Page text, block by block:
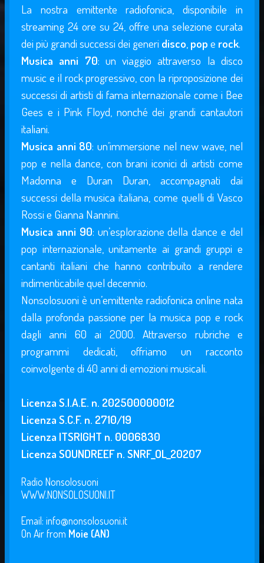
La nostra emittente radiofonica, disponibile in
streaming 24 ore su 24, offre una selezione curata
dei più grandi successi dei generi disco pop e rock.
Musica anni 70: un viaggio attraverso la disco
music e il rock progressivo, con la riproposizione dei
successi di artisti di fama internazionale come i Bee
Gees e i Pink Floyd, nonché dei grandi cantautori
italiani.
Musica anni 80: un’immersione nel new wave, nel
pop e nella dance, con brani iconici di artisti come
Madonna e Duran Duran, accompagnati dai
successi della musica italiana, come quelli di Vasco
Rossi e Gianna Nannini.
Musica anni 90: un’esplorazione della dance e del
pop internazionale, unitamente ai grandi gruppi e
cantanti italiani che hanno contribuito a rendere
indimenticabile quel decennio.
Nonsolosuoni è un’emittente radiofonica online nata
dalla profonda passione per la musica pop e rock
dagli anni 60 ai 2000. Attraverso rubriche e
programmi dedicati, offriamo un racconto
coinvolgente di 40 anni di emozioni musicali.
Licenza S.I.A.E. n. 202500000012
Licenza S.C.F. n. 2710/19
Licenza ITSRIGHT n. 0006830
Licenza SOUNDREEF n. SNRF_OL_20207
Radio Nonsolosuoni
WWW.NONSOLOSUONI.IT
Email: info@nonsolosuoni.it
On Air from Moie (AN)